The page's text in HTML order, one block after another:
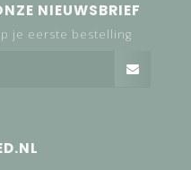
NIEUWSBRIEF
je eerste bestelling